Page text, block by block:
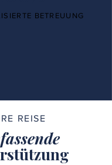
BETREUUNG
REISE